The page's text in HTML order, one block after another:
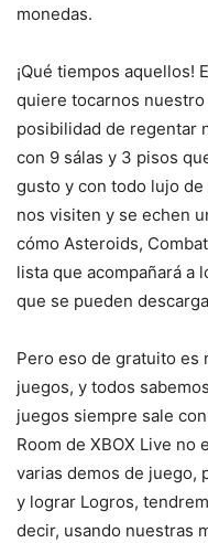
monedas.
¡Qué tiempos aquellos!
quiere tocarnos
posibilidad de regentar
con 9 sálas y 3 pisos
gusto y con todo lujo
nos visiten y se echen
cómo Asteroids,
lista que acompañará a
que se pueden
Pero eso de gratuito es
juegos, y todos
juegos siempre sale
Room de XBOX Live
varias demos de juego,
y lograr Logros,
decir, usando nuestras